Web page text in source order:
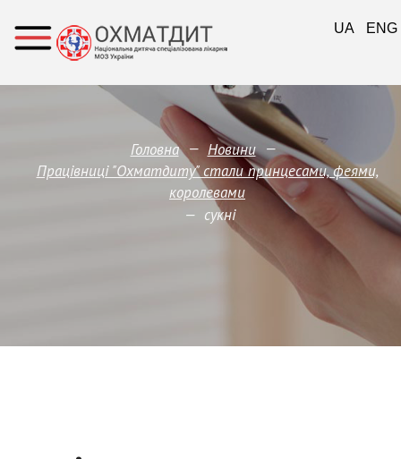
Головна — Новини —
Працівниці "Охматдиту" стали принцесами, феями,
королевами
— сукні
UA ENG